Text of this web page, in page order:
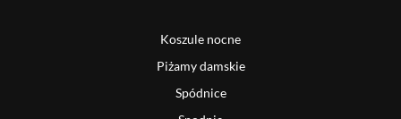
Koszule nocne
Piżamy damskie
Spódnice